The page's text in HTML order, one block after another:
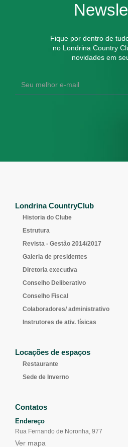
Fique por dentro de
no Londrina Country
novidades em
Londrina CountryClub
Historia do Clube
Estrutura
Revista - Gestão 2014/2017
Galeria de presidentes
Diretoria executiva
Conselho Deliberativo
Conselho Fiscal
Colaboradores/ administrativo
Instrutores de ativ. físicas
Locações de espaços
Restaurante
Sede de Inverno
Contatos
Endereço
Rua Fernando de Noronha, 977
Ver mapa